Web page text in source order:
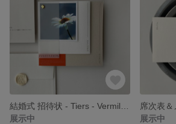
展示中
展示中